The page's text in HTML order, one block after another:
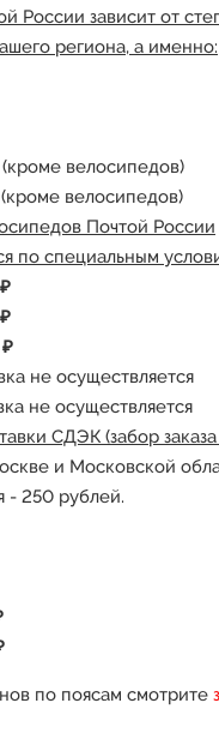
России зависит от
региона, а именно:
(кроме велосипедов)
(кроме велосипедов)
Почтой России
по специальным
не осуществляется
не осуществляется
СДЭК (забор
и Московской
- 250 рублей.
по поясам смотрите